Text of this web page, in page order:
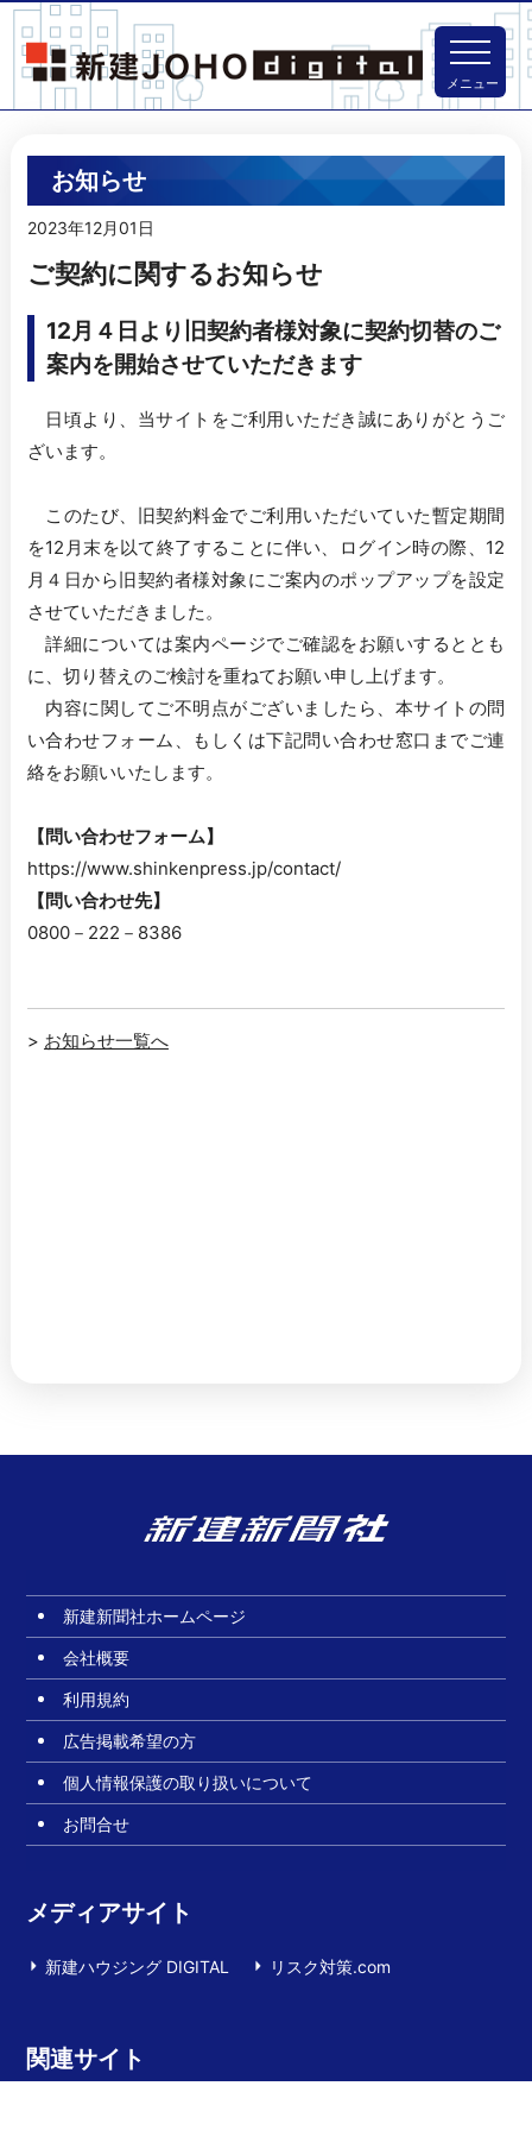
メニュー
お知らせ
2023年12月01日
ご契約に関するお知らせ
12月４日より旧契約者様対象に契約切替のご
案内を開始させていただきます
日頃より、当サイトをご利用いただき誠にありがとうご
ざいます。
このたび、旧契約料金でご利用いただいていた暫定期間
を12月末を以て終了することに伴い、ログイン時の際、12
月４日から旧契約者様対象にご案内のポップアップを設定
させていただきました。
詳細については案内ページでご確認をお願いするととも
に、切り替えのご検討を重ねてお願い申し上げます。
内容に関してご不明点がございましたら、本サイトの問
い合わせフォーム、もしくは下記問い合わせ窓口までご連
絡をお願いいたします。
【問い合わせフォーム】
https://www.shinkenpress.jp/contact/
【問い合わせ先】
0800－222－8386
> お知らせ一覧へ
新建新聞社ホームページ
会社概要
利用規約
広告掲載希望の方
個人情報保護の取り扱いについて
お問合せ
メディアサイト
新建ハウジング DIGITAL リスク対策.com
関連サイト